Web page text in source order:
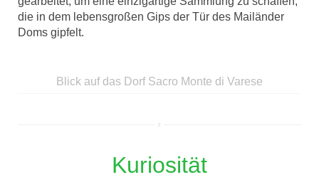
die in dem lebensgroßen Gips der Tür des Mailänder
Doms gipfelt.
Blick auf das Dorf Sacro Monte di Varese
Kuriosität